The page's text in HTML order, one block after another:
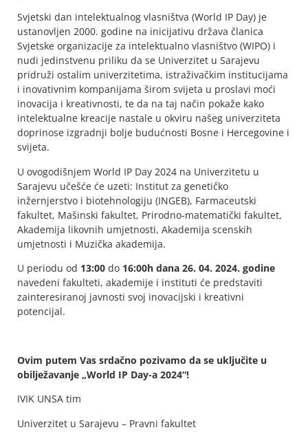
Svjetski dan intelektualnog vlasništva (World IP Day) je
ustanovljen 2000. godine na inicijativu država članica
Svjetske organizacije za intelektualno vlasništvo (WIPO) i
nudi jedinstvenu priliku da se Univerzitet u Sarajevu
pridruži ostalim univerzitetima, istraživačkim institucijama
i inovativnim kompanijama širom svijeta u proslavi moći
inovacija i kreativnosti, te da na taj način pokaže kako
intelektualne kreacije nastale u okviru našeg univerziteta
doprinose izgradnji bolje budućnosti Bosne i Hercegovine i
svijeta.
U ovogodišnjem World IP Day 2024 na Univerzitetu u
Sarajevu učešće će uzeti: Institut za genetičko
inžernjerstvo i biotehnologiju (INGEB), Farmaceutski
fakultet, Mašinski fakultet, Prirodno-matematički fakultet,
Akademija likovnih umjetnosti, Akademija scenskih
umjetnosti i Muzička akademija.
U periodu od 13:00 do 16:00h dana 26. 04. 2024. godine
navedeni fakulteti, akademije i instituti će predstaviti
zainteresiranoj javnosti svoj inovacijski i kreativni
potencijal.
Ovim putem Vas srdačno pozivamo da se uključite u
obilježavanje „World IP Day-a 2024“!
IVIK UNSA tim
Univerzitet u Sarajevu – Pravni fakultet